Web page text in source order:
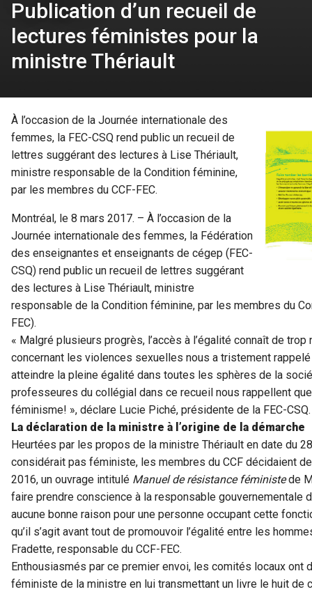
Publication d’un recueil de
lectures féministes pour la
ministre Thériault
À l’occasion de la Journée internationale des
femmes, la FEC-CSQ rend public un recueil de
lettres suggérant des lectures à Lise Thériault,
ministre responsable de la Condition féminine,
par les membres du CCF-FEC.
Montréal, le 8 mars 2017. – À l’occasion de la
Journée internationale des femmes, la Fédération
des enseignantes et enseignants de cégep (FEC-
CSQ) rend public un recueil de lettres suggérant
des lectures à Lise Thériault, ministre
responsable de la Condition féminine, par les membres du
FEC).
« Malgré plusieurs progrès, l’accès à l’égalité connaît de
concernant les violences sexuelles nous a tristement rappelé
atteindre la pleine égalité dans toutes les sphères de la
professeures du collégial dans ce recueil nous rappellent
féminisme! », déclare Lucie Piché, présidente de la FEC-CSQ.
La déclaration de la ministre à l’origine de la démarche
Heurtées par les propos de la ministre Thériault en date du
considérait pas féministe, les membres du CCF décidaient
2016, un ouvrage intitulé Manuel de résistance féministede
faire prendre conscience à la responsable gouvernementale
aucune bonne raison pour une personne occupant cette
qu’il s’agit avant tout de promouvoir l’égalité entre les
Fradette, responsable du CCF-FEC.
Enthousiasmés par ce premier envoi, les comités locaux ont
féministe de la ministre en lui transmettant un livre le huit de